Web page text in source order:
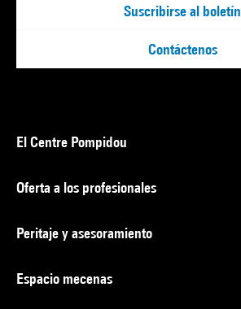
Suscribirse al boletín
Contáctenos
El Centre Pompidou
Oferta a los profesionales
Peritaje y asesoramiento
Espacio mecenas